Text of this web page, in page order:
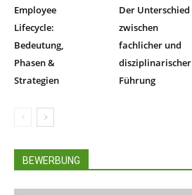
Employee
Lifecycle:
Bedeutung,
Phasen &
Strategien
Der Unterschied
zwischen
fachlicher und
disziplinarischer
Führung
BEWERBUNG